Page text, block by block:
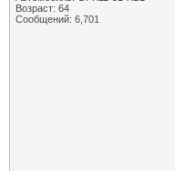
Возраст: 64
Сообщений: 6,701